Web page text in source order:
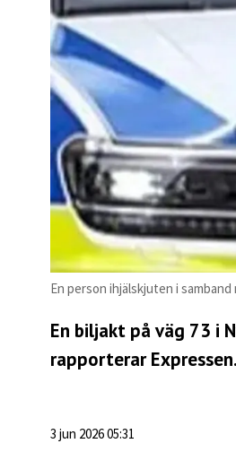
En person ihjälskjuten i
En biljakt på väg 73 i
rapporterar Expressen.
3 jun 2026 05:31